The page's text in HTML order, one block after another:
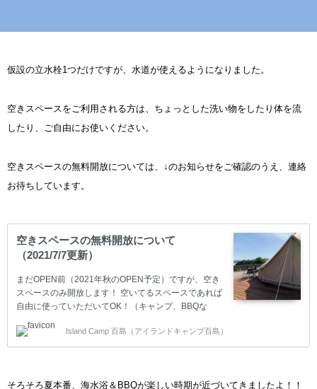
仮設の立水栓1つだけですが、水道が使えるようになりました。
空きスペースをご利用される方は、ちょっとした洗い物をしたり体を流
したり、ご自由にお使いください。
空きスペースの無料開放については、↓のお知らせをご確認のうえ、連絡
お待ちしています。
空きスペースの無料開放について
（2021/7/7更新）
まだOPEN前（2021年秋のOPEN予定）ですが、空き
スペースのみ開放します！ 空いてるスペースであれば
自由に使っていただいてOK！（キャンプ、BBQな
事前にご連絡ください✉mail@momoshima-
camp.com☎080-5406-6975 注意事項 OPEN前のた
仮設トイレのみ。 ・水道は仮設の立水栓あり。屋外ホ
Island Camp 百島（アイランドキャンプ百島）
そろそろ夏本番、海水浴＆BBQが楽しい時期が近づいてきましたよ！！